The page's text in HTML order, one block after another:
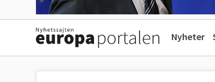
Nyheter